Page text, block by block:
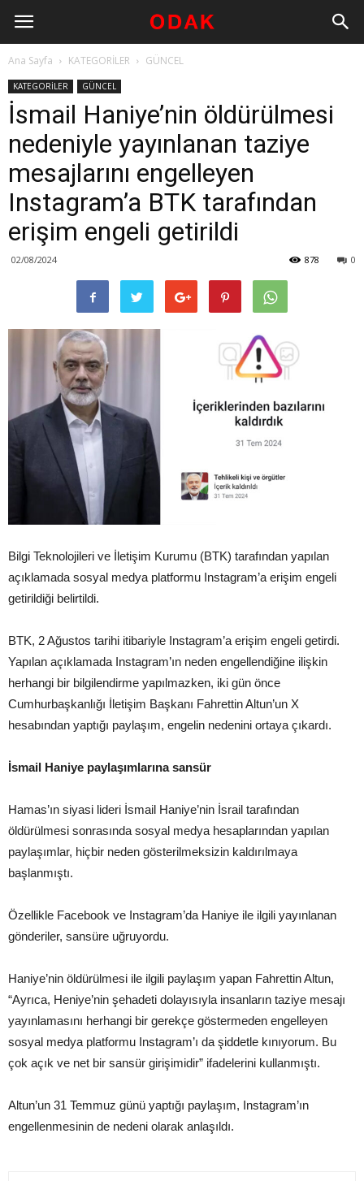
Ana Sayfa KATEGORİLER GÜNCEL
KATEGORİLER GÜNCEL
İsmail Haniye’nin öldürülmesi
nedeniyle yayınlanan taziye
mesajlarını engelleyen
Instagram’a BTK tarafından
erişim engeli getirildi
02/08/2024 0
878
Bilgi Teknolojileri ve İletişim Kurumu (BTK) tarafından yapılan
açıklamada sosyal medya platformu Instagram’a erişim engeli
getirildiği belirtildi.
BTK, 2 Ağustos tarihi itibariyle Instagram’a erişim engeli getirdi.
Yapılan açıklamada Instagram’ın neden engellendiğine ilişkin
herhangi bir bilgilendirme yapılmazken, iki gün önce
Cumhurbaşkanlığı İletişim Başkanı Fahrettin Altun’un X
hesabından yaptığı paylaşım, engelin nedenini ortaya çıkardı.
İsmail Haniye paylaşımlarına sansür
Hamas’ın siyasi lideri İsmail Haniye’nin İsrail tarafından
öldürülmesi sonrasında sosyal medya hesaplarından yapılan
paylaşımlar, hiçbir neden gösterilmeksizin kaldırılmaya
başlanmıştı.
Özellikle Facebook ve Instagram’da Haniye ile ilgili yayınlanan
gönderiler, sansüre uğruyordu.
Haniye’nin öldürülmesi ile ilgili paylaşım yapan Fahrettin Altun,
“Ayrıca, Heniye’nin şehadeti dolayısıyla insanların taziye mesajı
yayınlamasını herhangi bir gerekçe göstermeden engelleyen
sosyal medya platformu Instagram’ı da şiddetle kınıyorum. Bu
çok açık ve net bir sansür girişimidir” ifadelerini kullanmıştı.
Altun’un 31 Temmuz günü yaptığı paylaşım, Instagram’ın
engellenmesinin de nedeni olarak anlaşıldı.